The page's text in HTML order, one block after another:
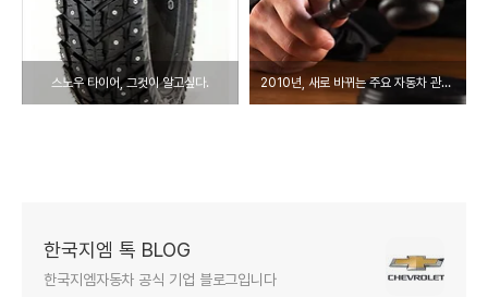
스노우 타이어, 그것이 알고싶다. 2010년, 새로 바뀌는 주요 자동차 관련 법규
한국지엠 톡 BLOG
한국지엠자동차 공식 기업 블로그입니다